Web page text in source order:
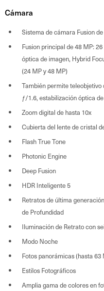
Cámara
Sistema de cámara Fusion
Fusion principal de 48 MP:
óptica de imagen, Hybrid
(24 MP y 48 MP)
También permite teleobjetivo
ƒ/1.6, estabilización óptica
Zoom digital de hasta 10x
Cubierta del lente de cristal
Flash True Tone
Photonic Engine
Deep Fusion
HDR Inteligente 5
Retratos de última
de Profundidad
Iluminación de Retrato con
Modo Noche
Fotos panorámicas (hasta 63
Estilos Fotográficos
Amplia gama de colores en